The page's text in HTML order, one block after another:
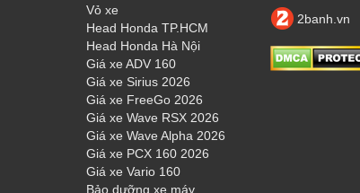
Vỏ xe
Head Honda TP.HCM
Head Honda Hà Nội
Giá xe ADV 160
Giá xe Sirius 2026
Giá xe FreeGo 2026
Giá xe Wave RSX 2026
Giá xe Wave Alpha 2026
Giá xe PCX 160 2026
Giá xe Vario 160
Bảo dưỡng xe máy
2banh.vn